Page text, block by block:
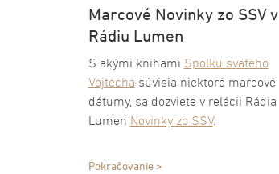
Marcové Novinky zo SSV v
Rádiu Lumen
S akými knihamiSpolku svätého
Vojtechasúvisia niektoré marcové
dátumy, sa dozviete v relácii Rádia
LumenNovinky zo SSV.
Pokračovanie >